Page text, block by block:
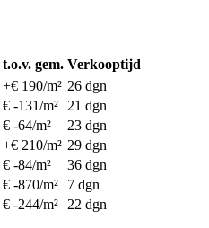
t.o.v. gem. Verkooptijd
+€ 190/m² 26 dgn
€ -131/m²
21 dgn
€ -64/m²
23 dgn
+€ 210/m² 29 dgn
€ -84/m²
36 dgn
€ -870/m²
7 dgn
€ -244/m² 22 dgn